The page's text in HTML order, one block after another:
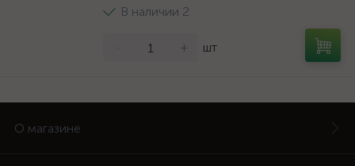
В наличии 2
+ шт
О магазине